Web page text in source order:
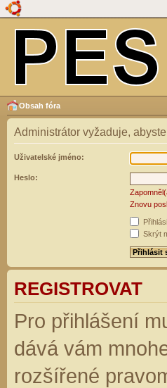
Obsah fóra
Administrátor vyžaduje,
Uživatelské jméno:
Heslo:
Znovu
Skrýt
REGISTROVAT
Pro přihlášení
dává vám
rozšířené